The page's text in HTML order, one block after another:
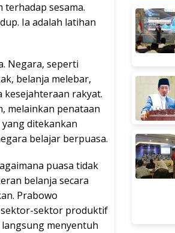
sesama.
Ia adalah latihan
Negara, seperti
belanja melebar,
rakyat.
melainkan penataan
ditekankan
belajar berpuasa.
puasa tidak
belanja secara
Prabowo
sektor produktif
menyentuh